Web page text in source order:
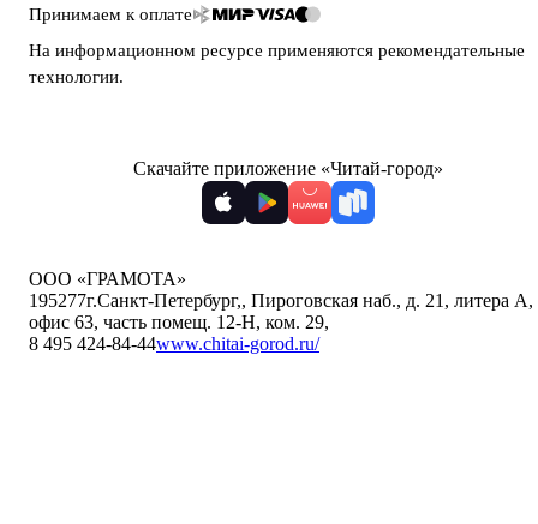
Принимаем к оплате
На информационном ресурсе применяются рекомендательные
технологии.
Скачайте приложение «Читай-город»
ООО «ГРАМОТА»
195277г.Санкт-Петербург,, Пироговская наб., д. 21, литера А,
офис 63, часть помещ. 12-Н, ком. 29,
8 495 424-84-44www.chitai-gorod.ru/